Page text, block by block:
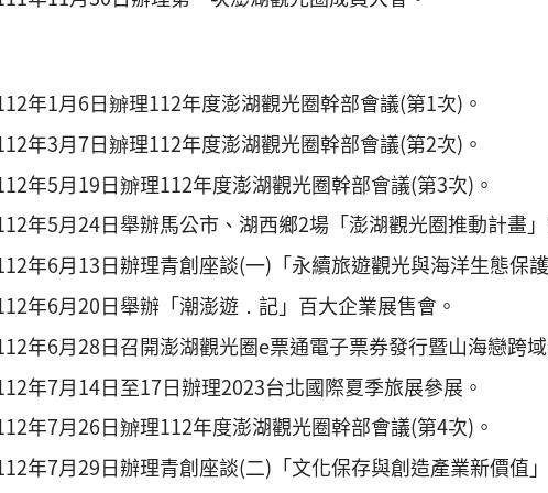
年1月6日辧理112年度澎湖觀光圈幹部會議(第1次)。
年3月7日辧理112年度澎湖觀光圈幹部會議(第2次)。
年5月19日辧理112年度澎湖觀光圈幹部會議(第3次)。
年5月24日舉辦馬公市、湖西鄉2場「澎湖觀光圈推動計畫」
年6月13日辦理青創座談(一)「永續旅遊觀光與海洋生態保
年6月20日舉辦「潮澎遊．記」百大企業展售會。
年6月28日召開澎湖觀光圈e票通電子票券發行暨山海戀跨
年7月14日至17日辦理2023台北國際夏季旅展參展。
年7月26日辧理112年度澎湖觀光圈幹部會議(第4次)。
年7月29日辦理青創座談(二)「文化保存與創造產業新價值」